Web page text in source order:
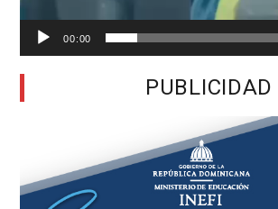
00:00
PUBLICIDAD